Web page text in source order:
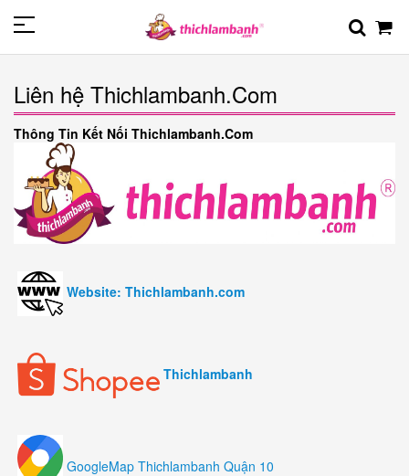
Liên hệ Thichlambanh.Com
Thông Tin Kết Nối Thichlambanh.Com
Website: Thichlambanh.com
Thichlambanh
GoogleMap Thichlambanh Quận 10